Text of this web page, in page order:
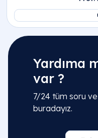
Yardıma
var ?
7/24 tüm soru ve
buradayız.